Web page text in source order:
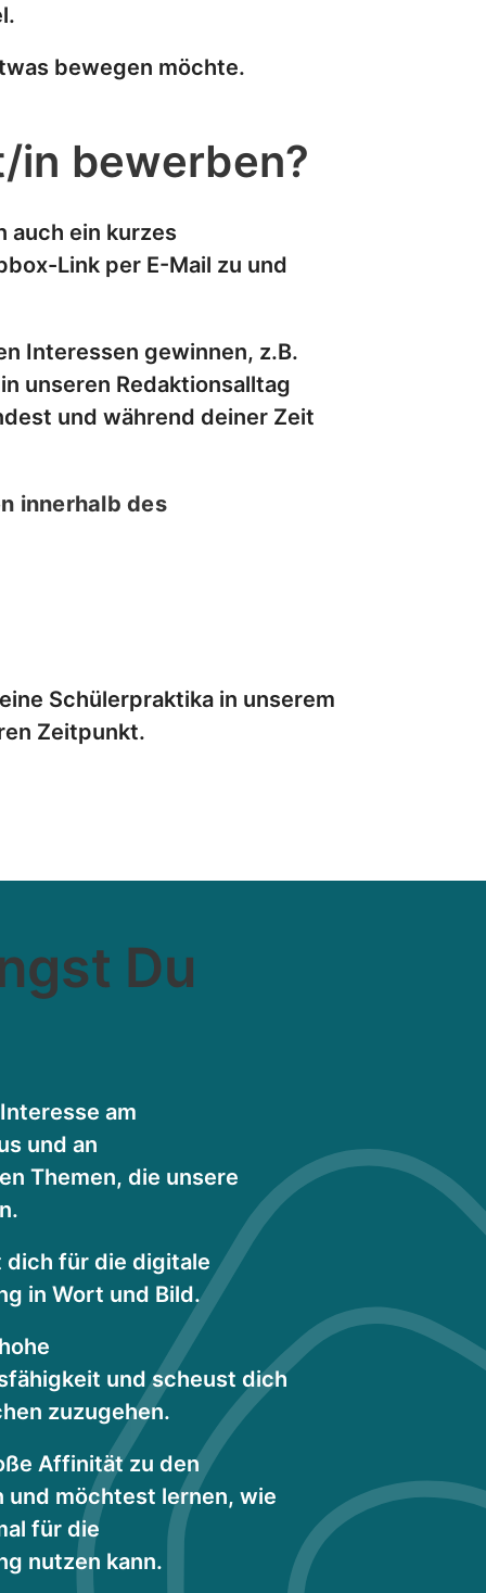
bewegen möchte.
in bewerben?
auch ein kurzes
Link per E-Mail zu und
Interessen gewinnen, z.B.
unseren Redaktionsalltag
und während deiner Zeit
innerhalb des
Schülerpraktika in unserem
Zeitpunkt.
Du
am
und an
Themen, die unsere
dich für die digitale
in Wort und Bild.
und scheust dich
zuzugehen.
Affinität zu den
und möchtest lernen, wie
für die
nutzen kann.